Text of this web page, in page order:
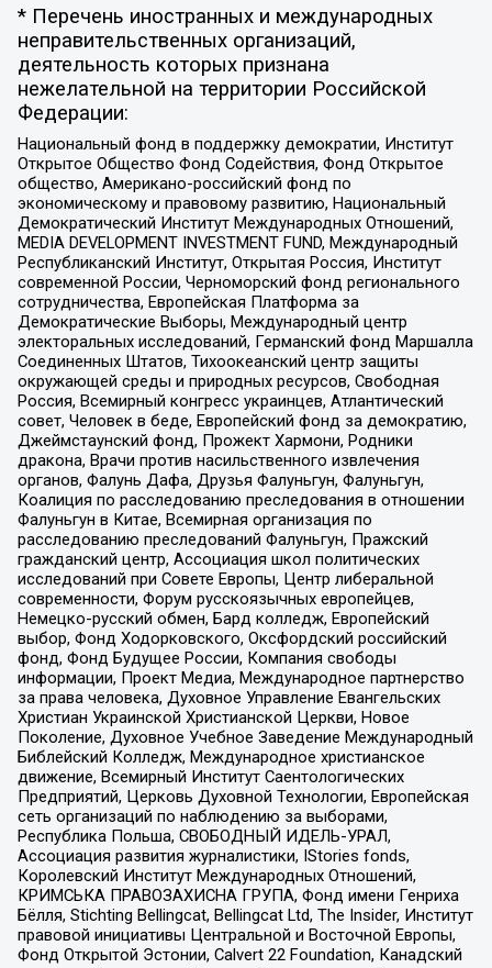
* Перечень иностранных и международных
неправительственных организаций,
деятельность которых признана
нежелательной на территории Российской
Федерации:
Национальный фонд в поддержку демократии, Институт
Открытое Общество Фонд Содействия, Фонд Открытое
общество, Американо-российский фонд по
экономическому и правовому развитию, Национальный
Демократический Институт Международных Отношений,
MEDIA DEVELOPMENT INVESTMENT FUND, Международный
Республиканский Институт, Открытая Россия, Институт
современной России, Черноморский фонд регионального
сотрудничества, Европейская Платформа за
Демократические Выборы, Международный центр
электоральных исследований, Германский фонд Маршалла
Соединенных Штатов, Тихоокеанский центр защиты
окружающей среды и природных ресурсов, Свободная
Россия, Всемирный конгресс украинцев, Атлантический
совет, Человек в беде, Европейский фонд за демократию,
Джеймстаунский фонд, Прожект Хармони, Родники
дракона, Врачи против насильственного извлечения
органов, Фалунь Дафа, Друзья Фалуньгун, Фалуньгун,
Коалиция по расследованию преследования в отношении
Фалуньгун в Китае, Всемирная организация по
расследованию преследований Фалуньгун, Пражский
гражданский центр, Ассоциация школ политических
исследований при Совете Европы, Центр либеральной
современности, Форум русскоязычных европейцев,
Немецко-русский обмен, Бард колледж, Европейский
выбор, Фонд Ходорковского, Оксфордский российский
фонд, Фонд Будущее России, Компания свободы
информации, Проект Медиа, Международное партнерство
за права человека, Духовное Управление Евангельских
Христиан Украинской Христианской Церкви, Новое
Поколение, Духовное Учебное Заведение Международный
Библейский Колледж, Международное христианское
движение, Всемирный Институт Саентологических
Предприятий, Церковь Духовной Технологии, Европейская
сеть организаций по наблюдению за выборами,
Республика Польша, СВОБОДНЫЙ ИДЕЛЬ-УРАЛ,
Ассоциация развития журналистики, IStories fonds,
Королевский Институт Международных Отношений,
КРИМСЬКА ПРАВОЗАХИСНА ГРУПА, Фонд имени Генриха
Бёлля, Stichting Bellingcat, Bellingcat Ltd, The Insider, Институт
правовой инициативы Центральной и Восточной Европы,
Фонд Открытой Эстонии, Calvert 22 Foundation, Канадский